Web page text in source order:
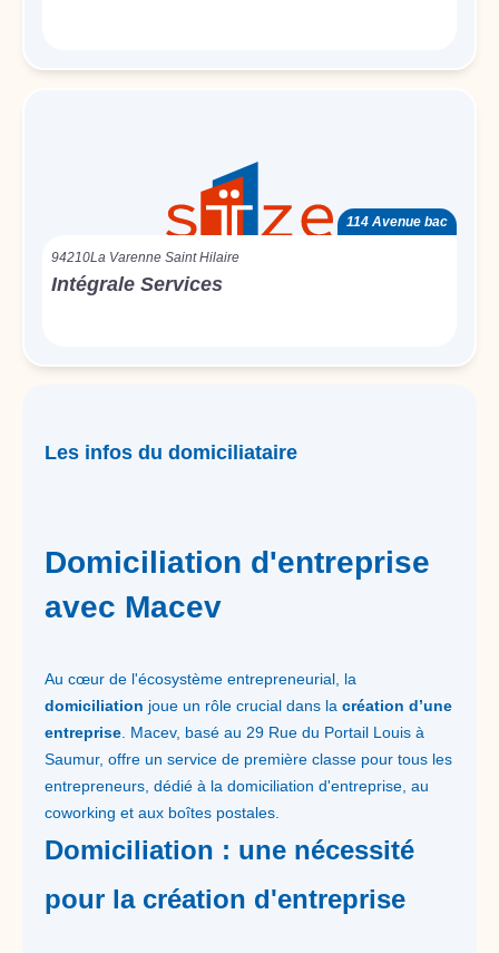
114 Avenue bac
94210La Varenne Saint Hilaire
Intégrale Services
Les infos du domiciliataire
Domiciliation d'entreprise
avec Macev
Au cœur de l'écosystème entrepreneurial, la
domiciliation joue un rôle crucial dans la création d’une
entreprise . Macev, basé au 29 Rue du Portail Louis à
Saumur, offre un service de première classe pour tous les
entrepreneurs, dédié à la domiciliation d'entreprise, au
coworking et aux boîtes postales.
Domiciliation : une nécessité
pour la création d'entreprise